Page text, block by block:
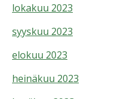
lokakuu 2023
syyskuu 2023
elokuu 2023
heinäkuu 2023